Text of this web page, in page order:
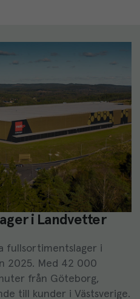
i Landvetter
fullsortimentslager i
2025. Med 42 000
från Göteborg,
till kunder i Västsverige.